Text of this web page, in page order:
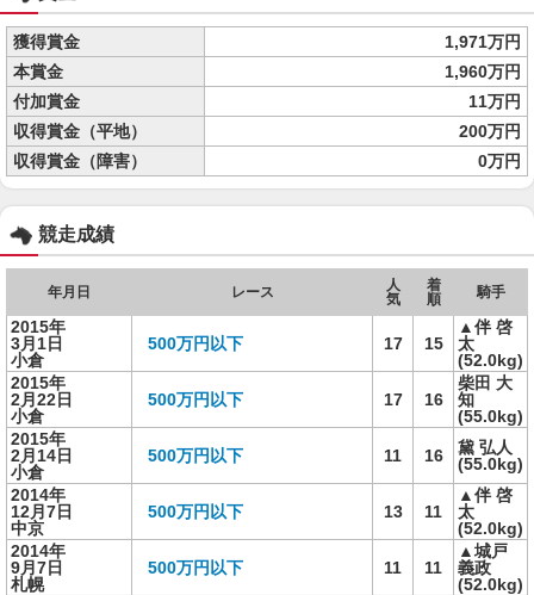
獲得賞金
1,971万円
本賞金
1,960万円
付加賞金
11万円
収得賞金（平地）
200万円
収得賞金（障害）
0万円
競走成績
年月日 レース
人
気
着
順
騎手
2015年
3月1日
小倉
500万円以下 17 15
▲伴 啓
太
(52.0kg)
2015年
2月22日
小倉
500万円以下 17 16
柴田 大
知
(55.0kg)
2015年
2月14日
小倉
500万円以下 11 16
黛 弘人
(55.0kg)
2014年
12月7日
中京
500万円以下 13 11
▲伴 啓
太
(52.0kg)
2014年
9月7日
札幌
500万円以下 11 11
▲城戸
義政
(52.0kg)